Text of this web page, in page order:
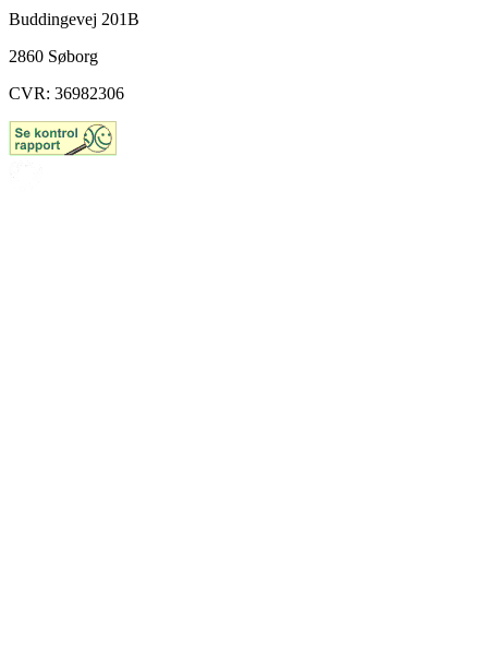
Buddingevej 201B
2860 Søborg
CVR: 36982306